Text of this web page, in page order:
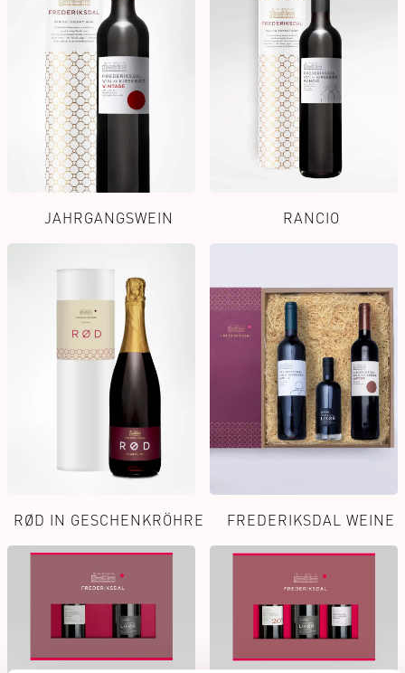
JAHRGANGSWEIN RANCIO
RØD IN GESCHENKRÖHRE FREDERIKSDAL WEINE